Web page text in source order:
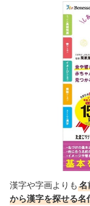
漢字や字画よりも 名
から漢字を探せる名